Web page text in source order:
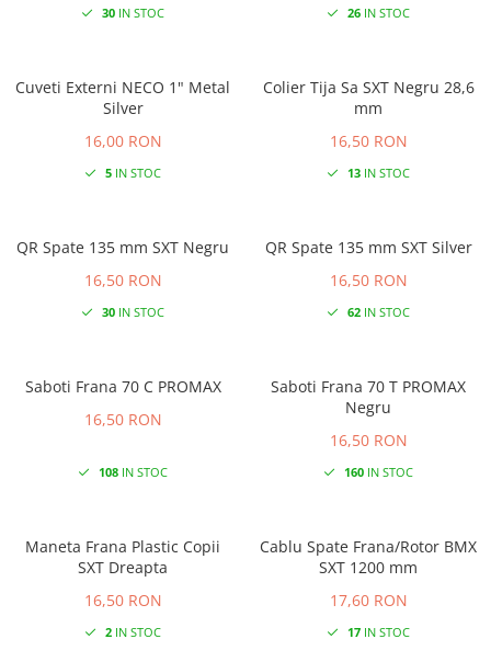
30IN STOC 26IN STOC
Cuveti Externi NECO 1" Metal
Silver
16,00 RON
5IN STOC
Colier Tija Sa SXT Negru 28,6
mm
16,50 RON
13IN STOC
QR Spate 135 mm SXT Negru
16,50 RON
30IN STOC
QR Spate 135 mm SXT Silver
16,50 RON
62IN STOC
Saboti Frana 70 C PROMAX
16,50 RON
108IN STOC
Saboti Frana 70 T PROMAX
Negru
16,50 RON
160IN STOC
Maneta Frana Plastic Copii
SXT Dreapta
16,50 RON
2IN STOC
Cablu Spate Frana/Rotor BMX
SXT 1200 mm
17,60 RON
17IN STOC